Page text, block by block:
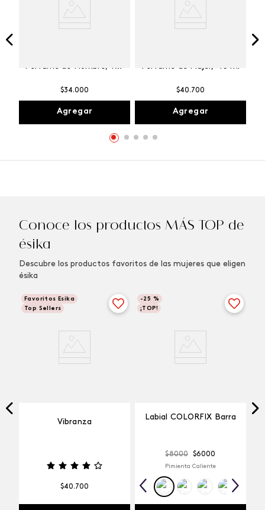
Perfume de Hombre, 100
$34.000
Agregar
Perfume de Mujer, 45 ml
$40.700
Agregar
Conoce los productos MÁS TOP de
ésika
Descubre los productos favoritos de las mujeres que eligen
ésika
Favoritos Esika
Top Sellers
Vibranza
$40.700
-25 %
¡TOP!
Labial COLORFIX Barra
$8000 $6000
Pimienta Caliente